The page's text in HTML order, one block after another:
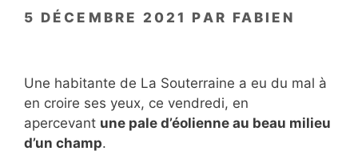
5 DÉCEMBRE 2021 PAR FABIEN
Une habitante de La Souterraine a eu du mal à
en croire ses yeux, ce vendredi, en
apercevant une pale d’éolienne au beau milieu
d’un champ.